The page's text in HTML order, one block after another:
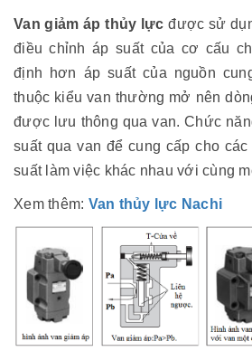
Van giảm áp thủy lực được sử
điều chỉnh áp suất của cơ cấu
định hơn áp suất của nguồn
thuộc kiểu van thường mở nên
được lưu thông qua van. Chức
suất qua van để cung cấp cho
suất làm việc khác nhau với cùng
Xem thêm: Van thủy lực Nachi